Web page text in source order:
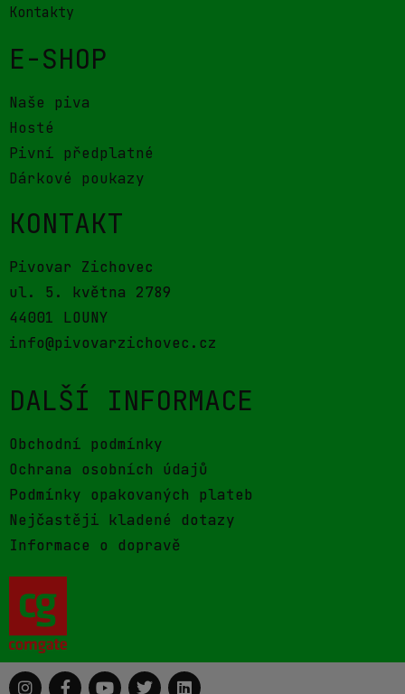
Kontakty
E-SHOP
Naše piva
Hosté
Pivní předplatné
Dárkové poukazy
KONTAKT
Pivovar Zichovec
ul. 5. května 2789
44001 LOUNY
info@pivovarzichovec.cz
DALŠÍ INFORMACE
Obchodní podmínky
Ochrana osobních údajů
Podmínky opakovaných plateb
Nejčastěji kladené dotazy
Informace o dopravě